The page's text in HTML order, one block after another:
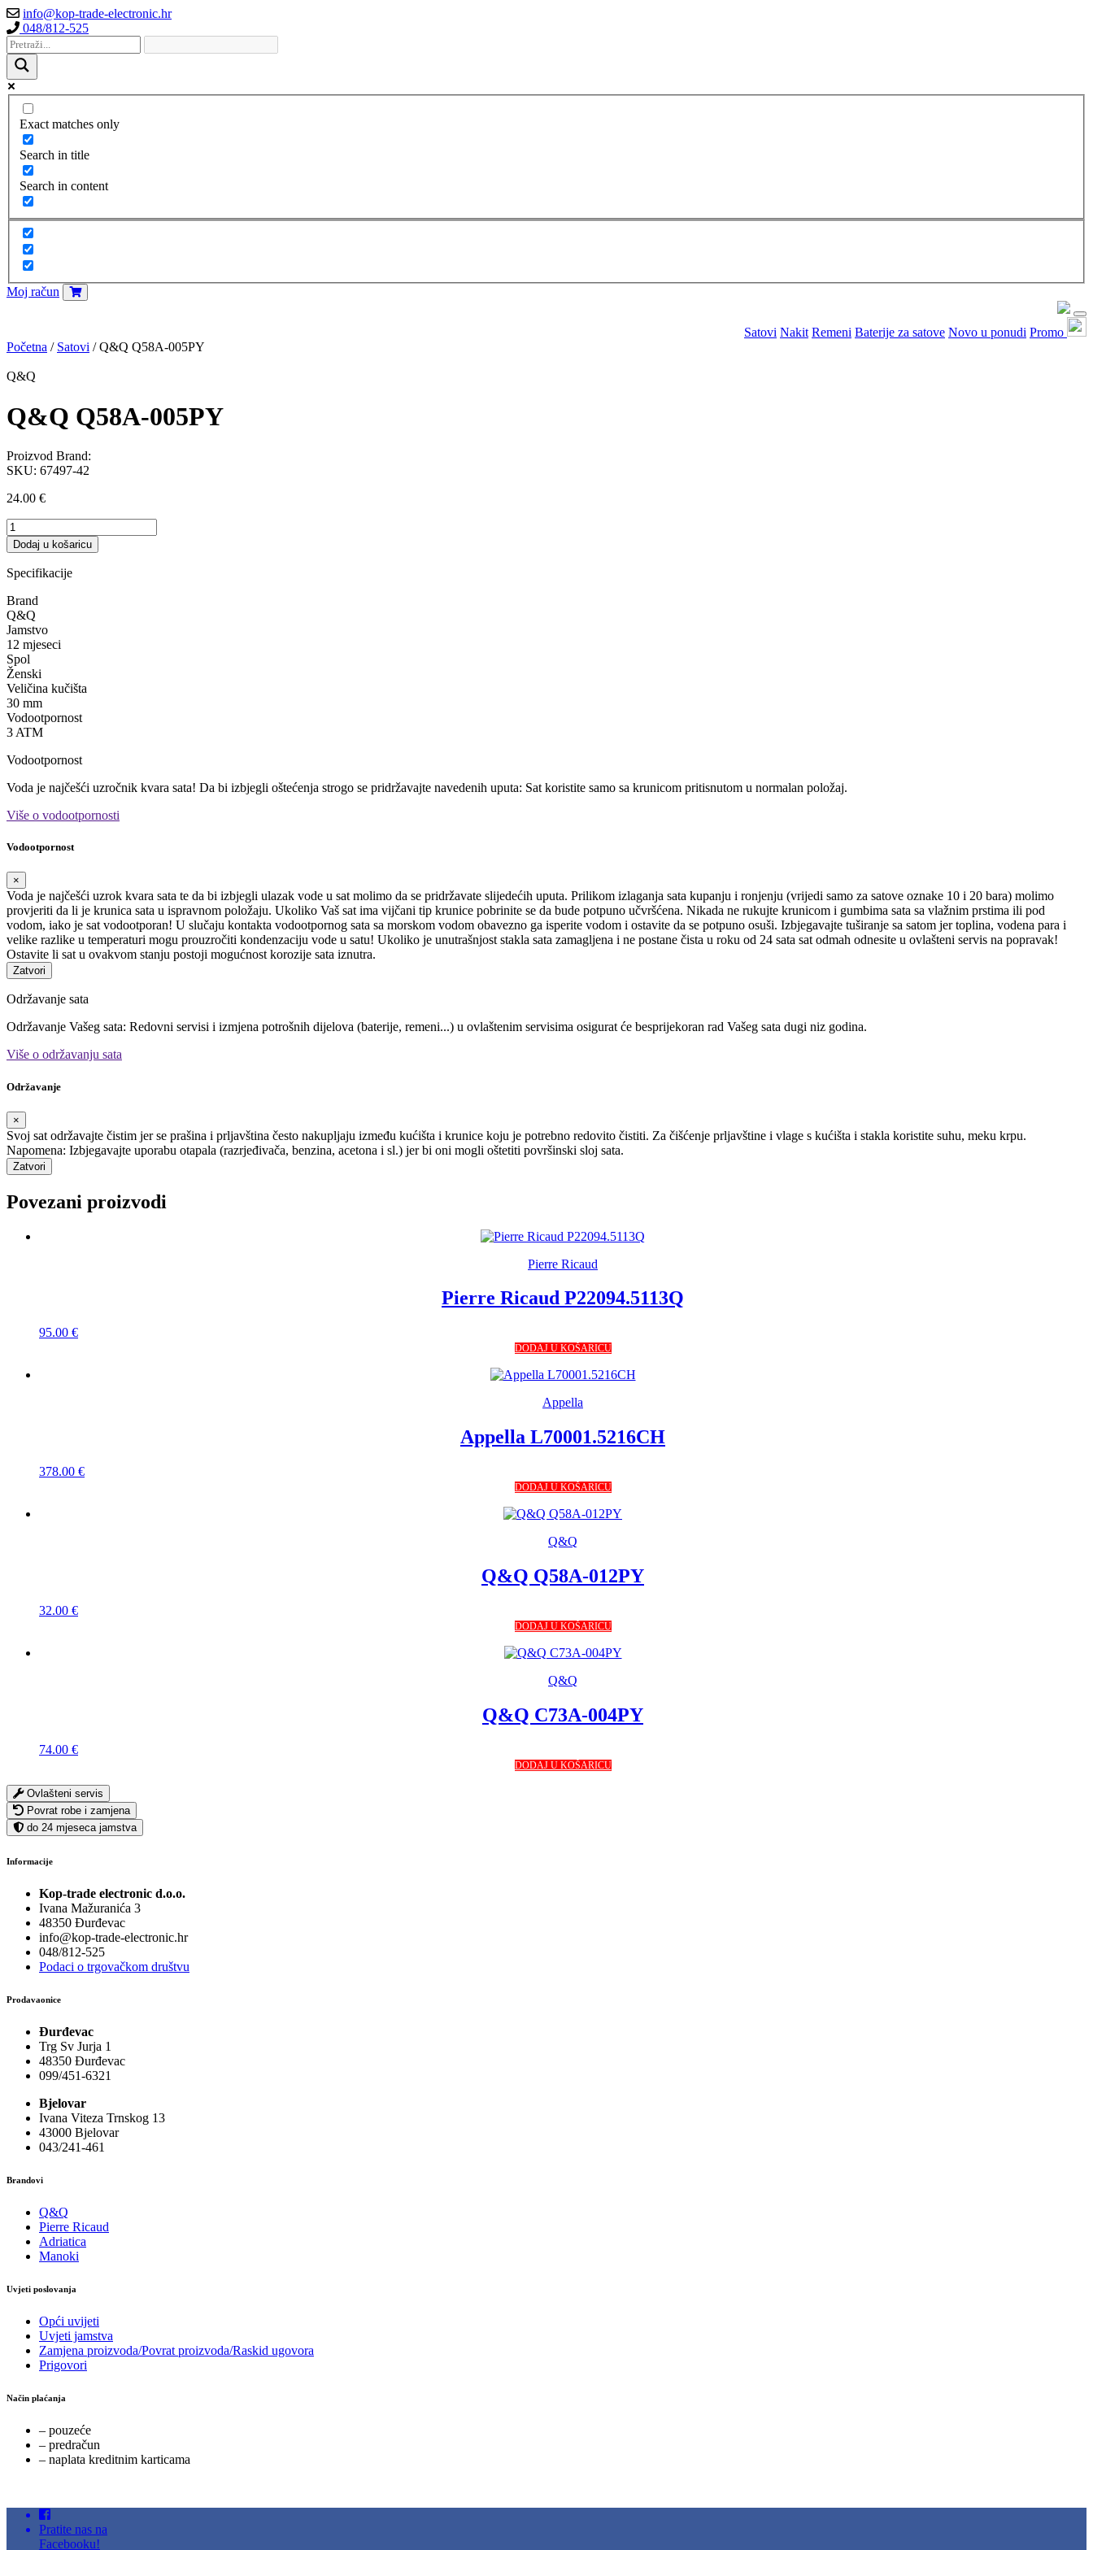
info@kop-trade-electronic.hr
048/812-525
Exact matches only
Search in title
Search in content
Moj račun
Satovi Nakit Remeni Baterije za satove Novo u ponudi Promo
Početna / Satovi / Q&Q Q58A-005PY
Q&Q
Q&Q Q58A-005PY
SKU: 67497-42
Proizvod Brand:
24.00 €
Q&Q
Q58A-
005PY
količina
Dodaj u košaricu
Specifikacije
Brand
Q&Q
Jamstvo
12 mjeseci
Spol
Ženski
Veličina kučišta
30 mm
Vodootpornost
3 ATM
Vodootpornost
Voda je najčešći uzročnik kvara sata! Da bi izbjegli oštećenja strogo se pridržavajte navedenih uputa: Sat koristite samo sa krunicom pritisnutom u normalan položaj.
Više o vodootpornosti
Vodootpornost
×
Voda je najčešći uzrok kvara sata te da bi izbjegli ulazak vode u sat molimo da se pridržavate slijedećih uputa. Prilikom izlaganja sata kupanju i ronjenju (vrijedi samo za satove oznake 10 i 20 bara) molimo
provjeriti da li je krunica sata u ispravnom položaju. Ukoliko Vaš sat ima vijčani tip krunice pobrinite se da bude potpuno učvršćena. Nikada ne rukujte krunicom i gumbima sata sa vlažnim prstima ili pod
vodom, iako je sat vodootporan! U slučaju kontakta vodootpornog sata sa morskom vodom obavezno ga isperite vodom i ostavite da se potpuno osuši. Izbjegavajte tuširanje sa satom jer toplina, vodena para i
velike razlike u temperaturi mogu prouzročiti kondenzaciju vode u satu! Ukoliko je unutrašnjost stakla sata zamagljena i ne postane čista u roku od 24 sata sat odmah odnesite u ovlašteni servis na popravak!
Ostavite li sat u ovakvom stanju postoji mogućnost korozije sata iznutra.
Zatvori
Održavanje sata
Održavanje Vašeg sata: Redovni servisi i izmjena potrošnih dijelova (baterije, remeni...) u ovlaštenim servisima osigurat će besprijekoran rad Vašeg sata dugi niz godina.
Više o održavanju sata
Održavanje
×
Svoj sat održavajte čistim jer se prašina i prljavština često nakupljaju između kućišta i krunice koju je potrebno redovito čistiti. Za čišćenje prljavštine i vlage s kućišta i stakla koristite suhu, meku krpu.
Napomena: Izbjegavajte uporabu otapala (razrjeđivača, benzina, acetona i sl.) jer bi oni mogli oštetiti površinski sloj sata.
Zatvori
Povezani proizvodi
Pierre Ricaud
Pierre Ricaud P22094.5113Q
95.00 €
DODAJ U KOŠARICU
Appella
Appella L70001.5216CH
378.00 €
DODAJ U KOŠARICU
Q&Q
Q&Q Q58A-012PY
32.00 €
DODAJ U KOŠARICU
Q&Q
Q&Q C73A-004PY
74.00 €
DODAJ U KOŠARICU
Ovlašteni servis
Povrat robe i zamjena
do 24 mjeseca jamstva
Informacije
Kop-trade electronic d.o.o.
Ivana Mažuranića 3
48350 Đurđevac
info@kop-trade-electronic.hr
048/812-525
Podaci o trgovačkom društvu
Prodavaonice
Đurđevac
Trg Sv Jurja 1
48350 Đurđevac
099/451-6321
Bjelovar
Ivana Viteza Trnskog 13
43000 Bjelovar
043/241-461
Brandovi
Q&Q
Pierre Ricaud
Adriatica
Manoki
Uvjeti poslovanja
Opći uvijeti
Uvjeti jamstva
Zamjena proizvoda/Povrat proizvoda/Raskid ugovora
Prigovori
Način plaćanja
– pouzeće
– predračun
– naplata kreditnim karticama
Pratite nas na
Facebooku!